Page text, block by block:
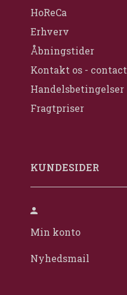
HoReCa
Erhverv
Åbningstider
Kontakt os - contact
Handelsbetingelser
Fragtpriser
KUNDESIDER
Min konto
Nyhedsmail